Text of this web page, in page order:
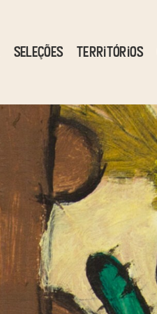
Seleções Territórios